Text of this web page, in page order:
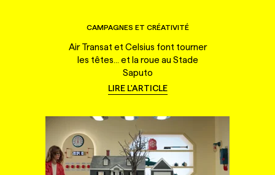
CAMPAGNES ET CRÉATIVITÉ
Air Transat et Celsius font tourner
les têtes... et la roue au Stade
Saputo
LIRE L'ARTICLE